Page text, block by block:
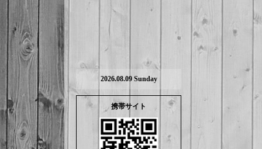
2026.08.09 Sunday
携帯サイト